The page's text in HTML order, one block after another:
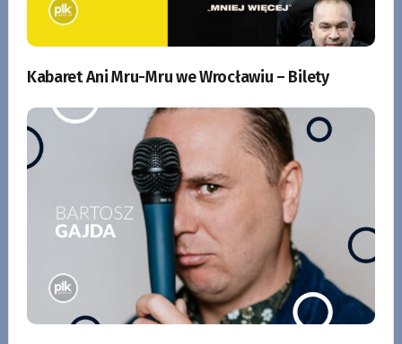
Kabaret Ani Mru-Mru we Wrocławiu – Bilety